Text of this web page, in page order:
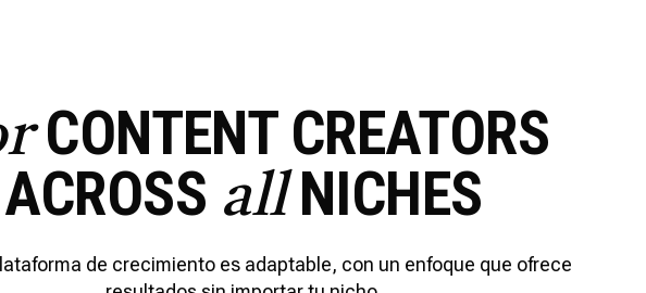
CONTENT CREATORS
ACROSS allNICHES
de crecimiento es adaptable, con un enfoque que ofrece